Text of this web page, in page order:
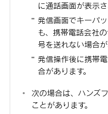
に通話画面が表示
発信画面でキーパ
も、携帯電話会社
号を送れない場合が
発信操作後に携帯
合があります。
次の場合は、ハンズ
ことがあります。